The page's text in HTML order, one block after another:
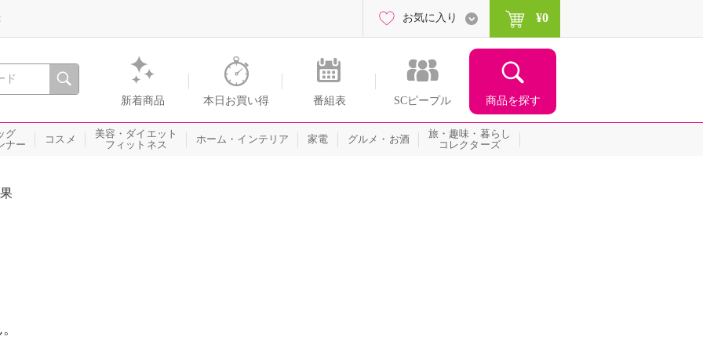
間を。通販・テレビショッピングのショップチャンネル
新着商品 本日お買い得 番組表 SCピープル 商品を探す
お気に入り ¥0
グ
ナー
コスメ
美容・ダイエット
フィットネス
ホーム・インテリア 家電 グルメ・お酒
旅・趣味・暮らし
コレクターズ